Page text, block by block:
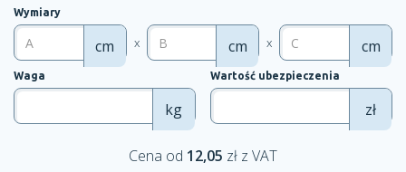
Wymiary
cm x cm x cm
Waga
kg
Wartość ubezpieczenia
zł
Cena od 12,05 zł z VAT